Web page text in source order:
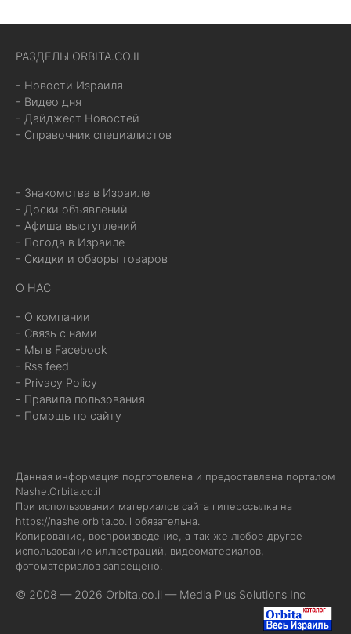
РАЗДЕЛЫ ORBITA.CO.IL
- Новости Израиля
- Видео дня
- Дайджест Новостей
- Справочник специалистов
- Знакомства в Израиле
- Доски объявлений
- Афиша выступлений
- Погода в Израиле
- Скидки и обзоры товаров
О НАС
- О компании
- Связь с нами
- Мы в Facebook
- Rss feed
- Privacy Policy
- Правила пользования
- Помощь по сайту
Данная информация подготовлена и предоставлена порталом
Nashe.Orbita.co.il
При использовании материалов сайта гиперссылка на
https://nashe.orbita.co.il обязательна.
Копирование, воспроизведение, а так же любое другое
использование иллюстраций, видеоматериалов,
фотоматериалов запрещено.
© 2008 — 2026 Orbita.co.il — Media Plus Solutions Inc